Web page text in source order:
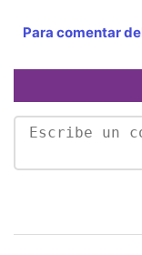
Para comentar